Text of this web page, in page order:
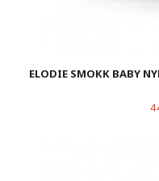
ELODIE SMOKK BABY